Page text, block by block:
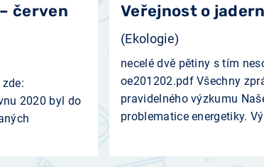
červen
2020 byl do
Veřejnost o
(Ekologie)
necelé dvě pětiny s tím
oe201202.pdf Všechny
pravidelného výzkumu
problematice energetiky.